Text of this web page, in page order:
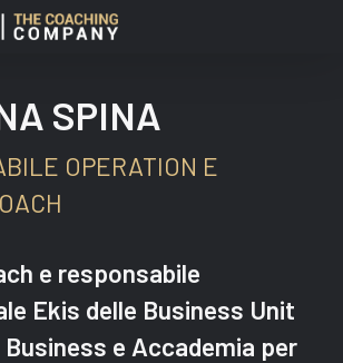
SPINA
OPERATION E
e responsabile
Ekis delle Business Unit
e Accademia per